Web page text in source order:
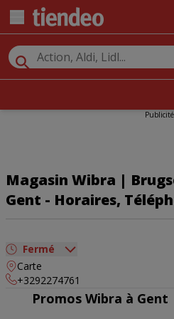
Publicité
Magasin Wibra |
Gent - Horaires,
Fermé
dimanche
lundi
Carte
+3292274761
Promos Wibra à Gent